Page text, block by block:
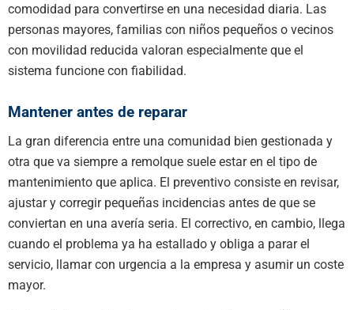
comodidad para convertirse en una necesidad diaria. Las
personas mayores, familias con niños pequeños o vecinos
con movilidad reducida valoran especialmente que el
sistema funcione con fiabilidad.
Mantener antes de reparar
La gran diferencia entre una comunidad bien gestionada y
otra que va siempre a remolque suele estar en el tipo de
mantenimiento que aplica. El preventivo consiste en revisar,
ajustar y corregir pequeñas incidencias antes de que se
conviertan en una avería seria. El correctivo, en cambio, llega
cuando el problema ya ha estallado y obliga a parar el
servicio, llamar con urgencia a la empresa y asumir un coste
mayor.